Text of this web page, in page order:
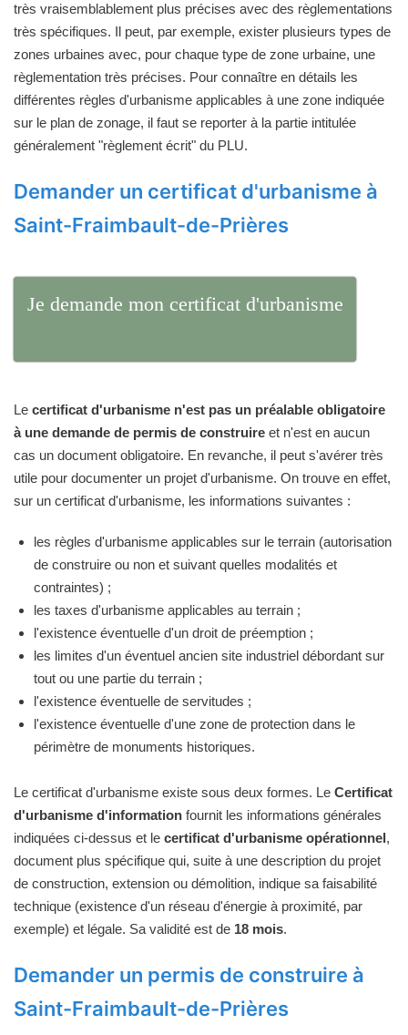
très vraisemblablement plus précises avec des règlementations
très spécifiques. Il peut, par exemple, exister plusieurs types de
zones urbaines avec, pour chaque type de zone urbaine, une
règlementation très précises. Pour connaître en détails les
différentes règles d'urbanisme applicables à une zone indiquée
sur le plan de zonage, il faut se reporter à la partie intitulée
généralement "règlement écrit" du PLU.
Demander un certificat d'urbanisme à
Saint-Fraimbault-de-Prières
Je demande mon certificat d'urbanisme
Le certificat d'urbanisme n'est pas un préalable obligatoire
à une demande de permis de construire et n'est en aucun
cas un document obligatoire. En revanche, il peut s'avérer très
utile pour documenter un projet d'urbanisme. On trouve en effet,
sur un certificat d'urbanisme, les informations suivantes :
les règles d'urbanisme applicables sur le terrain (autorisation
de construire ou non et suivant quelles modalités et
contraintes) ;
les taxes d'urbanisme applicables au terrain ;
l'existence éventuelle d'un droit de préemption ;
les limites d'un éventuel ancien site industriel débordant sur
tout ou une partie du terrain ;
l'existence éventuelle de servitudes ;
l'existence éventuelle d'une zone de protection dans le
périmètre de monuments historiques.
Le certificat d'urbanisme existe sous deux formes. Le Certificat
d'urbanisme d'information fournit les informations générales
indiquées ci-dessus et le certificat d'urbanisme opérationnel,
document plus spécifique qui, suite à une description du projet
de construction, extension ou démolition, indique sa faisabilité
technique (existence d'un réseau d'énergie à proximité, par
exemple) et légale. Sa validité est de 18 mois.
Demander un permis de construire à
Saint-Fraimbault-de-Prières